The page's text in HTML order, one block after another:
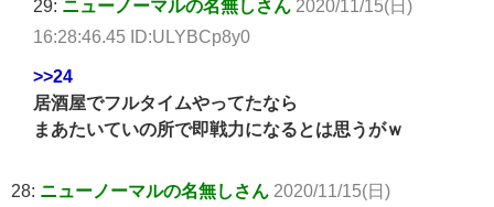
29: ニューノーマルの名無しさん 2020/11/15(日)
16:28:46.45 ID:ULYBCp8y0
>>24
居酒屋でフルタイムやってたなら
まあたいていの所で即戦力になるとは思うがｗ
28: ニューノーマルの名無しさん 2020/11/15(日)